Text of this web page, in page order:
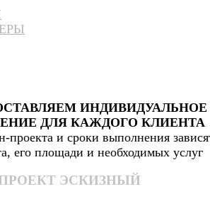
ИНДИВИДУАЛЬНОЕ
ДЛЯ КАЖДОГО КЛИЕНТА
проекта и сроки выполнения
его площади и необходимых услуг
ЭСКИЗНЫЙ